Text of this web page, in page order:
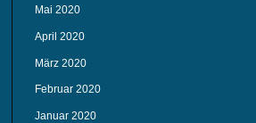
Mai 2020
April 2020
März 2020
Februar 2020
Januar 2020